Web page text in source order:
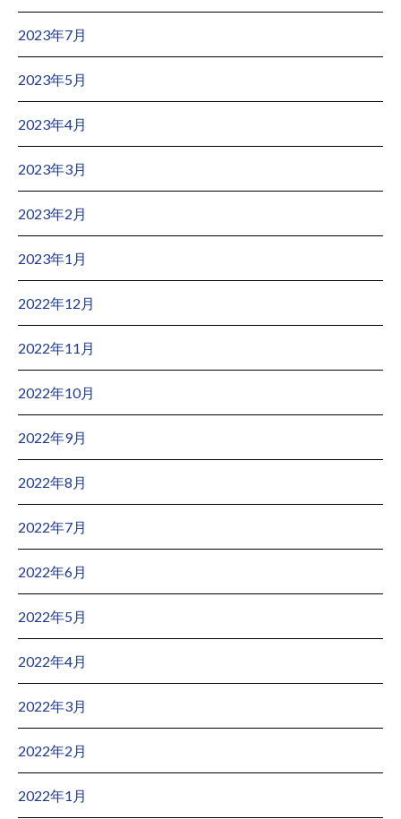
2023年7月
2023年5月
2023年4月
2023年3月
2023年2月
2023年1月
2022年12月
2022年11月
2022年10月
2022年9月
2022年8月
2022年7月
2022年6月
2022年5月
2022年4月
2022年3月
2022年2月
2022年1月